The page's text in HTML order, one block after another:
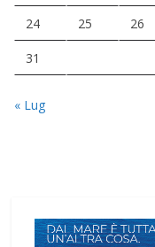
24 25 26
31
« Lug